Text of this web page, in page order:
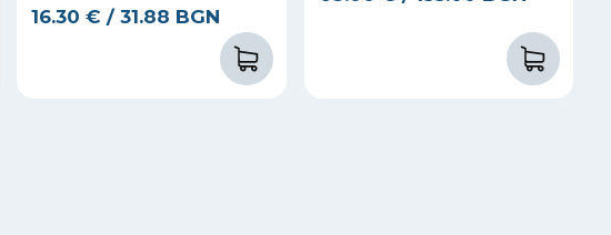
16.30€ / 31.88 BGN